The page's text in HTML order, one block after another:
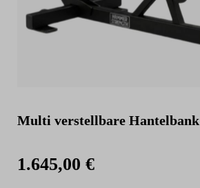
Multi verstellbare Hantelbank
1.645,00 €